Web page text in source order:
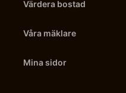
Värdera bostad
Våra mäklare
Mina sidor